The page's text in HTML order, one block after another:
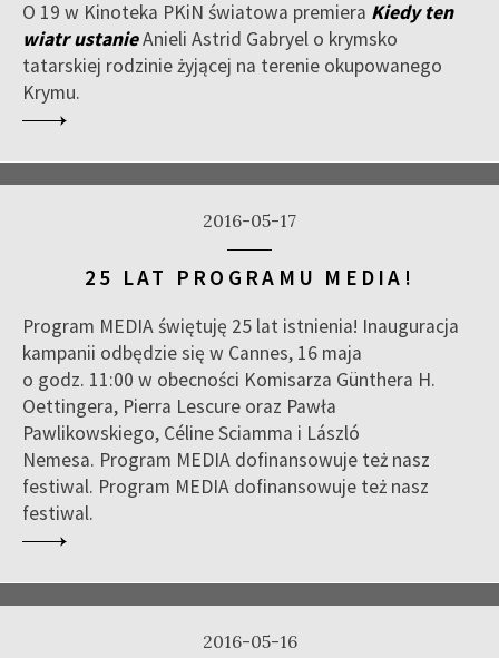
O 19 w Kinoteka PKiN światowa premiera Kiedy ten
wiatr ustanieAnieli Astrid Gabryel o krymsko
tatarskiej rodzinie żyjącej na terenie okupowanego
Krymu.
2016-05-17
25 LAT PROGRAMU MEDIA!
Program MEDIA świętuję 25 lat istnienia! Inauguracja
kampanii odbędzie się w Cannes, 16 maja
o godz. 11:00 w obecności Komisarza Günthera H.
Oettingera, Pierra Lescure oraz Pawła
Pawlikowskiego, Céline Sciamma i László
Nemesa. Program MEDIA dofinansowuje też nasz
festiwal. Program MEDIA dofinansowuje też nasz
festiwal.
2016-05-16